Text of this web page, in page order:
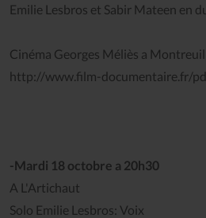
Emilie Lesbros et Sabir Mateen en
Cinéma Georges Méliès a Montreuil
http://www.film-documentaire.fr/
-Mardi 18 octobre a 20h30
A L'Artichaut
Solo Emilie Lesbros: Voix